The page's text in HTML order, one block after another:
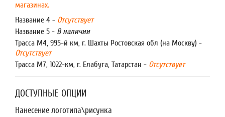
магазинах.
Название 4 - Отсутствует
Название 5 - В наличии
Трасса М4, 995-й км, г. Шахты Ростовская обл (на Москву) -
Отсутствует
Трасса М7, 1022-км, г. Елабуга, Татарстан - Отсутствует
ДОСТУПНЫЕ ОПЦИИ
Нанесение логотипа\рисунка